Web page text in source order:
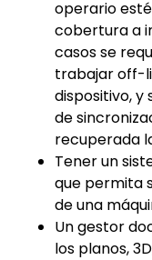
operario
cobertura a
casos se
trabajar off-
dispositivo, y
de
recuperada
Tener un
que permita
de una
Un gestor
los planos,